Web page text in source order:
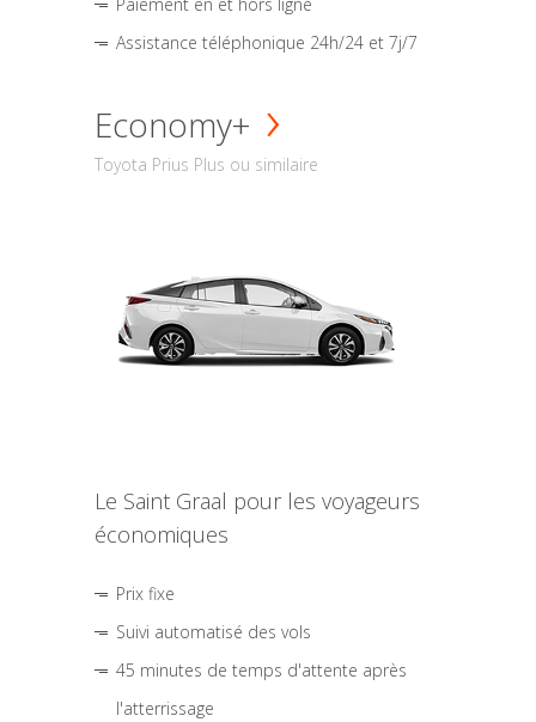
Assistance téléphonique 24h/24 et 7j/7
Economy+
Toyota Prius Plus ou similaire
Le Saint Graal pour les voyageurs
économiques
Prix fixe
Suivi automatisé des vols
45 minutes de temps d'attente après
l'atterrissage